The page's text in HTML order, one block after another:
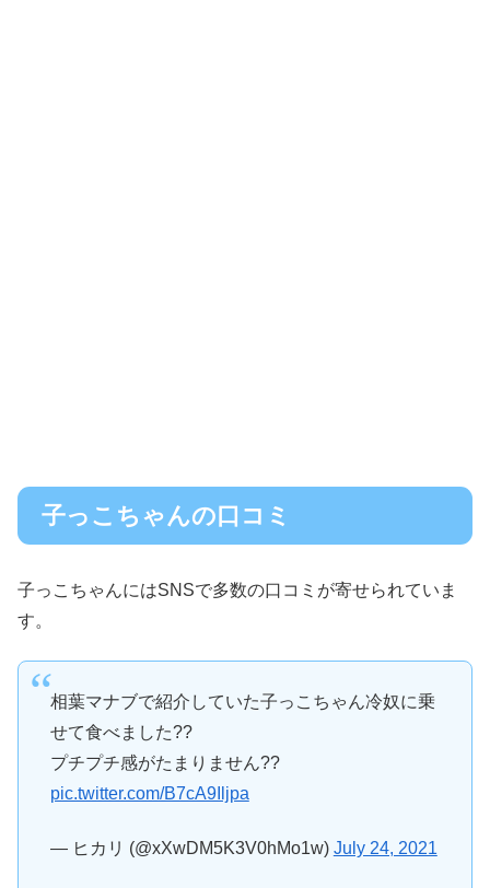
子っこちゃんの口コミ
子っこちゃんにはSNSで多数の口コミが寄せられていま
す。
相葉マナブで紹介していた子っこちゃん冷奴に乗
せて食べました??
プチプチ感がたまりません??
pic.twitter.com/B7cA9Iljpa
— ヒカリ (@xXwDM5K3V0hMo1w) July 24, 2021